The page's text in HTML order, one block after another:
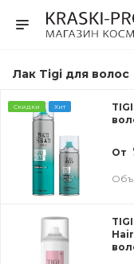
Лак Tigi для волос
Скидки Хит
От